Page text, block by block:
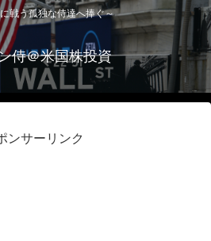
戦う孤独な侍達へ捧ぐ～
侍＠米国株投資
ンサーリンク